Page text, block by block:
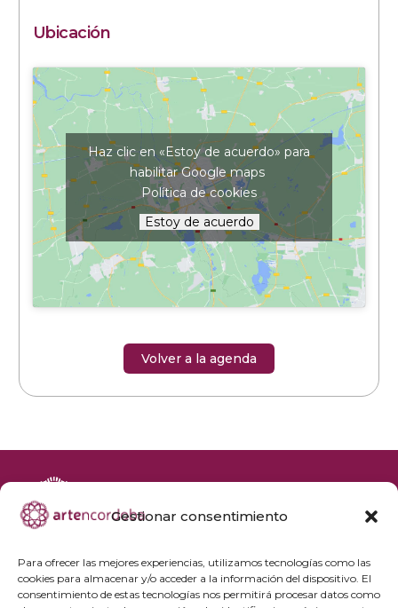
Gestionar consentimiento
Para ofrecer las mejores experiencias, utilizamos tecnologías como las
cookies para almacenar y/o acceder a la información del dispositivo. El
consentimiento de estas tecnologías nos permitirá procesar datos como
Ubicación
Haz clic en «Estoy de acuerdo» para
habilitar Google maps
Política de cookies
Estoy de acuerdo
Volver a la agenda
Agenda cultural